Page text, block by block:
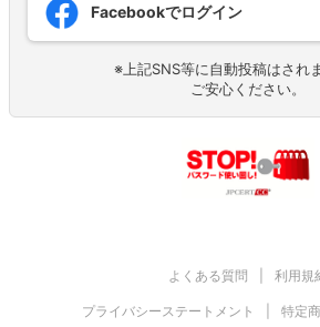
Facebookでログイン
※上記SNS等に自動投稿はされ
ご安心ください。
よくある質問 利用規
プライバシーステートメント 特定